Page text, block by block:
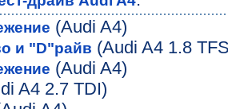
(Audi A4)
и "D"райв (Audi A4 1.8
(Audi A4)
A4 2.7 TDI)